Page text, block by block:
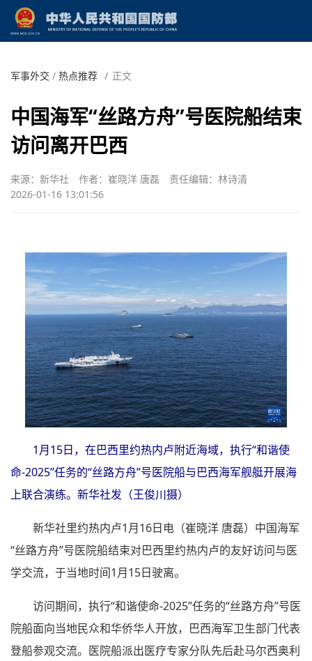
军事外交 / 热点推荐 / 正文
中国海军“丝路方舟”号医院船结束
访问离开巴西
来源：新华社 作者：崔晓洋 唐磊
责任编辑：林诗清
2026-01-16 13:01:56
1月15日，在巴西里约热内卢附近海域，执行“和谐使
命-2025”任务的“丝路方舟”号医院船与巴西海军舰艇开展海
上联合演练。新华社发（王俊川摄）
新华社里约热内卢1月16日电（崔晓洋 唐磊）中国海军
“丝路方舟”号医院船结束对巴西里约热内卢的友好访问与医
学交流，于当地时间1月15日驶离。
访问期间，执行“和谐使命-2025”任务的“丝路方舟”号医
院船面向当地民众和华侨华人开放，巴西海军卫生部门代表
登船参观交流。医院船派出医疗专家分队先后赴马尔西奥利